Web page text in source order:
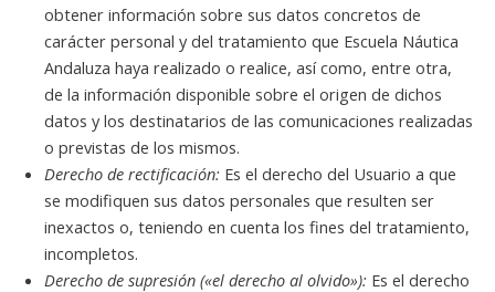
obtener información sobre sus datos concretos de
carácter personal y del tratamiento que Escuela Náutica
Andaluza haya realizado o realice, así como, entre otra,
de la información disponible sobre el origen de dichos
datos y los destinatarios de las comunicaciones realizadas
o previstas de los mismos.
Derecho de rectificación: Es el derecho del Usuario a que
se modifiquen sus datos personales que resulten ser
inexactos o, teniendo en cuenta los fines del tratamiento,
incompletos.
Derecho de supresión («el derecho al olvido»): Es el derecho